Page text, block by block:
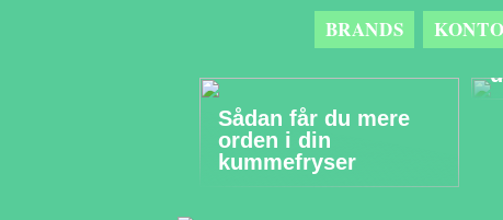
BRANDS
Sådan får du mere
orden i din
kummefryser